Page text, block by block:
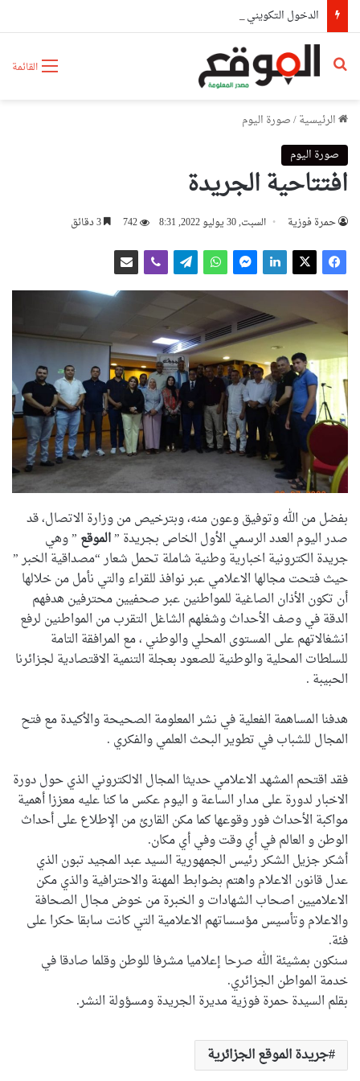
القائمة بحث عن
الرئيسية/صورة اليوم
صورة اليوم
افتتاحية الجريدة
حمرة فوزية السبت, 30 يوليو 2022, 8:31 742
بفضل من الله وتوفيق وعون منه، وبترخيص من وزارة الاتصال، قد
صدر اليوم العدد الرسمي الأول الخاص بجريدة ”الموقع ” وهي
جريدة الكترونية اخبارية وطنية شاملة تحمل شعار “مصداقية الخبر ”
حيث فتحت مجالها الاعلامي عبر نوافذ للقراء والتي نأمل من خلالها
أن تكون الأذان الصاغية للمواطنين عبر صحفيين محترفين هدفهم
الدقة في وصف الأحداث وشغلهم الشاغل التقرب من المواطنين لرفع
انشغالاتهم على المستوى المحلي والوطني ، مع المرافقة التامة
للسلطات المحلية والوطنية للصعود بعجلة التنمية الاقتصادية لجزائرنا
الحبيبة .
هدفنا المساهمة الفعلية في نشر المعلومة الصحيحة والأكيدة مع فتح
المجال للشباب في تطوير البحث العلمي والفكري .
فقد اقتحم المشهد الاعلامي حديثا المجال الالكتروني الذي حول دورة
الاخبار لدورة على مدار الساعة و اليوم عكس ما كنا عليه معززا أهمية
مواكبة الأحداث فور وقوعها كما مكن القارئ من الإطلاع على أحداث
الوطن و العالم في أي وقت وفي أي مكان.
أشكر جزيل الشكر رئيس الجمهورية السيد عبد المجيد تبون الذي
عدل قانون الاعلام واهتم بضوابط المهنة والاحترافية والذي مكن
الاعلاميين اصحاب الشهادات و الخبرة من خوض مجال الصحافة
والاعلام وتأسيس مؤسساتهم الاعلامية التي كانت سابقا حكرا على
فئة.
سنكون بمشيئة الله صرحا إعلاميا مشرفا للوطن وقلما صادقا في
خدمة المواطن الجزائري.
بقلم السيدة حمرة فوزية مديرة الجريدة ومسؤولة النشر.
جريدة الموقع الجزائرية